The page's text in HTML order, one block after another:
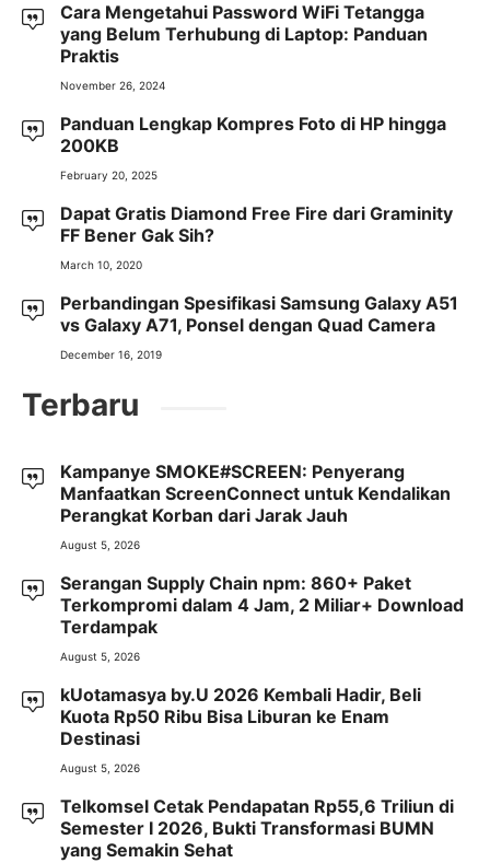
Cara Mengetahui Password WiFi Tetangga
yang Belum Terhubung di Laptop: Panduan
Praktis
November 26, 2024
Panduan Lengkap Kompres Foto di HP hingga
200KB
February 20, 2025
Dapat Gratis Diamond Free Fire dari Graminity
FF Bener Gak Sih?
March 10, 2020
Perbandingan Spesifikasi Samsung Galaxy A51
vs Galaxy A71, Ponsel dengan Quad Camera
December 16, 2019
Terbaru
Kampanye SMOKE#SCREEN: Penyerang
Manfaatkan ScreenConnect untuk Kendalikan
Perangkat Korban dari Jarak Jauh
August 5, 2026
Serangan Supply Chain npm: 860+ Paket
Terkompromi dalam 4 Jam, 2 Miliar+ Download
Terdampak
August 5, 2026
kUotamasya by.U 2026 Kembali Hadir, Beli
Kuota Rp50 Ribu Bisa Liburan ke Enam
Destinasi
August 5, 2026
Telkomsel Cetak Pendapatan Rp55,6 Triliun di
Semester I 2026, Bukti Transformasi BUMN
yang Semakin Sehat